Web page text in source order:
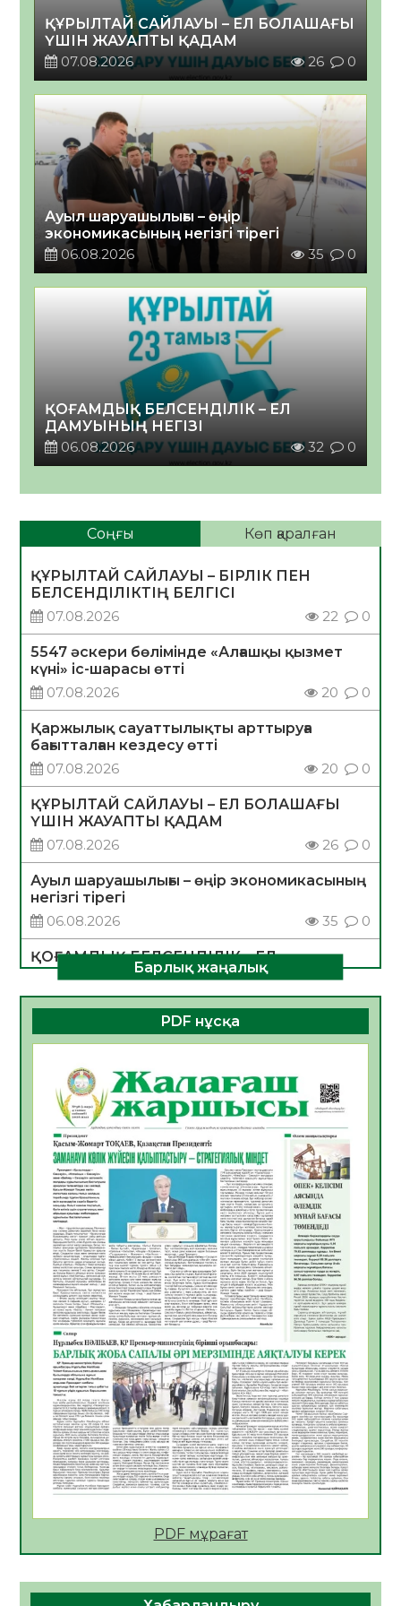
ҚҰРЫЛТАЙ САЙЛАУЫ – ЕЛ БОЛАШАҒЫ
ҮШІН ЖАУАПТЫ ҚАДАМ
07.08.2026
26 0
Ауыл шаруашылығы – өңір
экономикасының негізгі тірегі
06.08.2026
35 0
ҚОҒАМДЫҚ БЕЛСЕНДІЛІК – ЕЛ
ДАМУЫНЫҢ НЕГІЗІ
06.08.2026
32 0
Соңғы Көп қаралған
ҚҰРЫЛТАЙ САЙЛАУЫ – БІРЛІК ПЕН
БЕЛСЕНДІЛІКТІҢ БЕЛГІСІ
07.08.2026
22 0
5547 әскери бөлімінде «Алғашқы қызмет
күні» іс-шарасы өтті
07.08.2026
20 0
Қаржылық сауаттылықты арттыруға
бағытталған кездесу өтті
07.08.2026
20 0
ҚҰРЫЛТАЙ САЙЛАУЫ – ЕЛ БОЛАШАҒЫ
ҮШІН ЖАУАПТЫ ҚАДАМ
07.08.2026
26 0
Ауыл шаруашылығы – өңір экономикасының
негізгі тірегі
06.08.2026
35 0
ҚОҒАМДЫҚ БЕЛСЕНДІЛІК – ЕЛ
ДАМУЫНЫҢ НЕГІЗІ
06.08.2026
32 0
ҚҰРЫЛТАЙ САЙЛАУЫ – БОЛАШАҚҚА
БАСТАР ЖАУАПТЫ ТАҢДАУ
06.08.2026
Инфекциялық ауруларға қарсы иммундау
жұмыстарының тиімділігі
06.08.2026
36
Көкжөтел ауруы туралы
06.08.2026
33
АПВ вакцинасы туралы мәлімет
06.08.2026
33
Open Air: Қызылорда облысы полиция
департаменті 20 мыңнан астам
көрерменнің қауіпсіздігін қамтамасыз етті
06.08.2026
45
ҚЫЗЫЛОРДАДА «САНАЛЫ ҰРПАҚ –
ЖАРҚЫН БОЛАШАҚ» АТТЫ КЕҢЕЙТІЛГЕН
МӘЖІЛІС ӨТТІ
05.08.2026
45
Қазақстан Орталық Азиядағы көшуге ең
азаматтың міндеті
Барлық жаңалық
PDF нұсқа
PDF мұрағат